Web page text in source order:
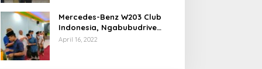
Mercedes-Benz W203 Club
Indonesia, Ngabubudrive
Ramadhan 2022
April 16, 2022